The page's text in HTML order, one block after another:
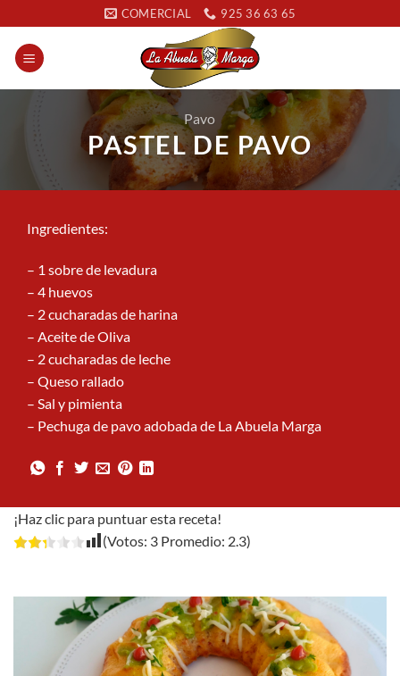
al
contenido
COMERCIAL 925 36 63 65
Pavo
PASTEL DE PAVO
Ingredientes:
– 1 sobre de levadura
– 4 huevos
– 2 cucharadas de harina
– Aceite de Oliva
– 2 cucharadas de leche
– Queso rallado
– Sal y pimienta
– Pechuga de pavo adobada de La Abuela Marga
¡Haz clic para puntuar esta receta!
(Votos: 3 Promedio: 2.3)